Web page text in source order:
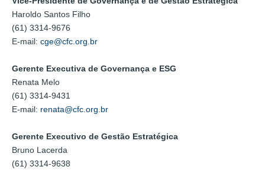
Haroldo Santos Filho
(61) 3314-9676
E-mail: cge@cfc.org.br
Gerente Executiva de Governança e ESG
Renata Melo
(61) 3314-9431
E-mail: renata@cfc.org.br
Gerente Executivo de Gestão Estratégica
Bruno Lacerda
(61) 3314-9638